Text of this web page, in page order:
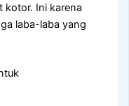
kotor. Ini karena
laba-laba yang